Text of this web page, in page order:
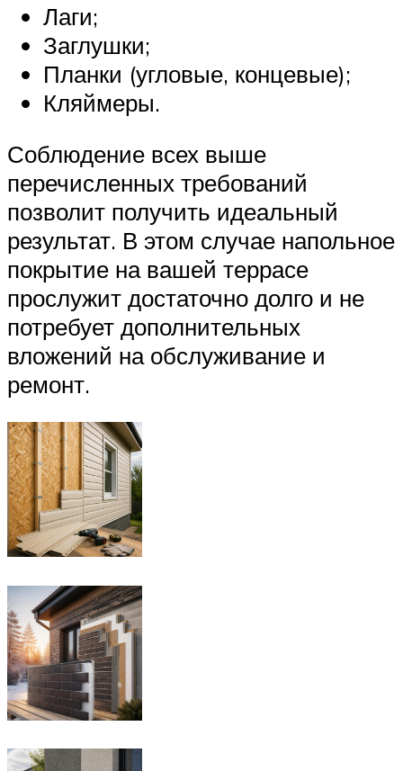
Лаги;
Заглушки;
Планки (угловые, концевые);
Кляймеры.
Соблюдение всех выше
перечисленных требований
позволит получить идеальный
результат. В этом случае напольное
покрытие на вашей террасе
прослужит достаточно долго и не
потребует дополнительных
вложений на обслуживание и
ремонт.